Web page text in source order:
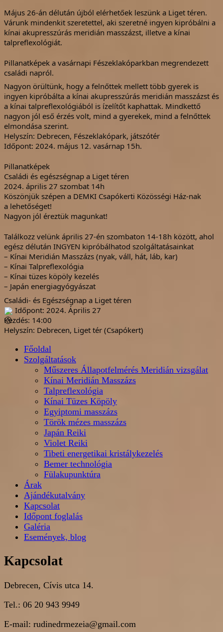
Május 26-án délután újból elérhetőek leszünk a Liget téren.
Várunk mindenkit szeretettel, aki szeretné ingyen kipróbálni a
kínai akupresszúrás meridián masszázst, illetve a kínai
talpreflexológiát.
Pillanatképek a vasárnapi Fészeklakóparkban megrendezett
családi napról.
Nagyon örültünk, hogy a felnőttek mellett több gyerek is
ingyen kipróbálta a kínai akupresszúrás meridián masszázst és
a kínai talpreflexológiából is ízelítőt kaphattak. Mindkettő
nagyon jól eső érzés volt, mind a gyerekek, mind a felnőttek
elmondása szerint.
Helyszín: Debrecen, Fészeklakópark, játszótér
Időpont: 2024. május 12. vasárnap 15h.
Pillanatképek
Családi és egészségnap a Liget téren
2024. április 27 szombat 14h
Köszönjük szépen a DEMKI Csapókerti Közösségi Ház-nak
a lehetőséget!
Nagyon jól éreztük magunkat!
Találkozz velünk április 27-én szombaton 14-18h között, ahol
egész délután INGYEN kipróbálhatod szolgáltatásainkat
– Kínai Meridián Masszázs (nyak, váll, hát, láb, kar)
– Kínai Talpreflexológia
– Kínai tüzes köpöly kezelés
– Japán energiagyógyászat
Családi- és Egészségnap a Liget téren
Időpont: 2024. Április 27
Kezdés: 14:00
Helyszín: Debrecen, Liget tér (Csapókert)
Főoldal
Szolgáltatások
Műszeres Állapotfelmérés Meridián vizsgálat
Kínai Meridián Masszázs
Talpreflexológia
Kínai Tüzes Köpöly
Egyiptomi masszázs
Török mézes masszázs
Japán Reiki
Violet Reiki
Tibeti energetikai kristálykezelés
Bemer technológia
Fülakupunktúra
Árak
Ajándékutalvány
Kapcsolat
Időpont foglalás
Galéria
Események, blog
Kapcsolat
Debrecen, Cívis utca 14.
Tel.: 06 20 943 9949
E-mail: rudinedrmezeia@gmail.com